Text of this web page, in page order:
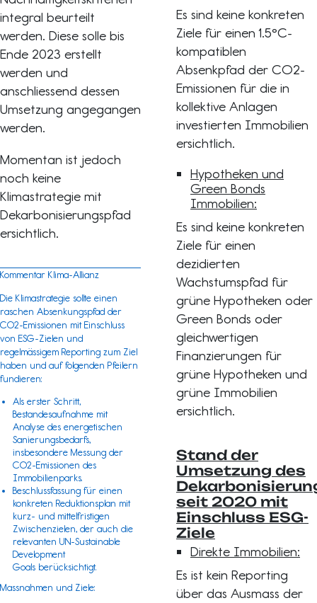
integral beurteilt
werden. Diese solle bis
Ende 2023 erstellt
werden und
anschliessend dessen
Umsetzung angegangen
werden.
Momentan ist jedoch
noch keine
Klimastrategie mit
Dekarbonisierungspfad
ersichtlich.
Kommentar Klima-Allianz
Die Klimastrategie sollte einen
raschen Absenkungspfad der
CO2-Emissionen mit Einschluss
von ESG-Zielen und
regelmässigem Reporting zum Ziel
haben und auf folgenden Pfeilern
fundieren:
Als erster Schritt,
Bestandesaufnahme mit
Analyse des energetischen
Sanierungsbedarfs,
insbesondere Messung der
CO2-Emissionen des
Immobilienparks.
Beschlussfassung für einen
konkreten Reduktionsplan mit
kurz- und mittelfristigen
Zwischenzielen, der auch die
relevanten UN-Sustainable
Development
Goalsberücksichtigt.
Massnahmen und Ziele:
Es sind keine konkreten
Ziele für einen 1.5°C-
kompatiblen
Absenkpfad der CO2-
Emissionen für die in
kollektive Anlagen
investierten Immobilien
ersichtlich.
Hypotheken und
Green Bonds
Immobilien:
Es sind keine konkreten
Ziele für einen
dezidierten
Wachstumspfad für
grüne Hypotheken oder
Green Bonds oder
gleichwertigen
Finanzierungen für
grüne Hypotheken und
grüne Immobilien
ersichtlich.
Stand der
Umsetzung des
seit 2020 mit
Einschluss ESG-
Ziele
Direkte Immobilien:
Es ist kein Reporting
über das Ausmass der